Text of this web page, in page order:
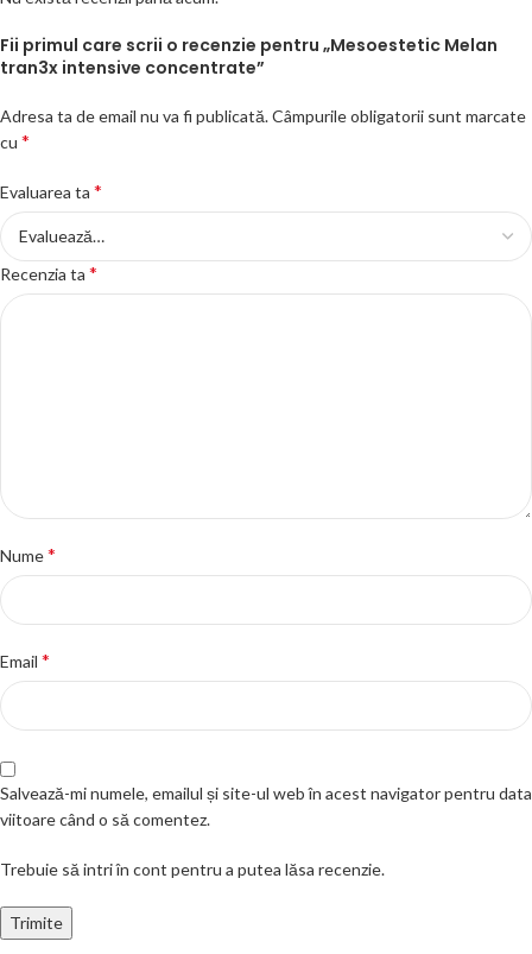
Fii primul care scrii o recenzie pentru „Mesoestetic Melan
tran3x intensive concentrate”
Adresa ta de email nu va fi publicată.Câmpurile obligatorii sunt marcate
cu *
Evaluarea ta *
Recenzia ta *
Nume*
Email *
Salvează-mi numele, emailul și site-ul web în acest navigator pentru data
viitoare când o să comentez.
Trebuie să intri în cont pentru a putea lăsa recenzie.